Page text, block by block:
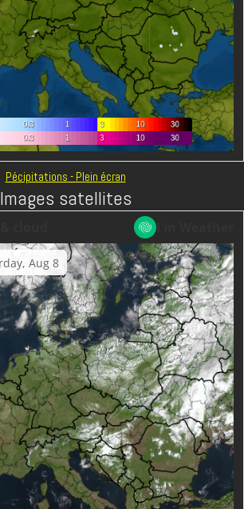
Pécipitations - Plein écran
Images satellites